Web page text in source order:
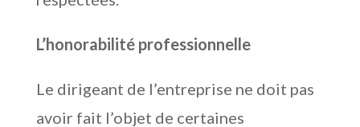
L’honorabilité professionnelle
Le dirigeant de l’entreprise ne doit pas
avoir fait l’objet de certaines